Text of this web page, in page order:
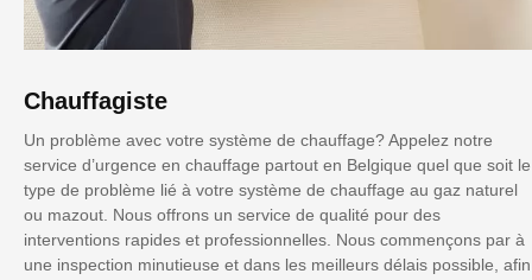
Chauffagiste
Un problème avec votre système de chauffage? Appelez notre
service d’urgence en chauffage partout en Belgique quel que soit le
type de problème lié à votre système de chauffage au gaz naturel
ou mazout. Nous offrons un service de qualité pour des
interventions rapides et professionnelles. Nous commençons par à
une inspection minutieuse et dans les meilleurs délais possible, afin